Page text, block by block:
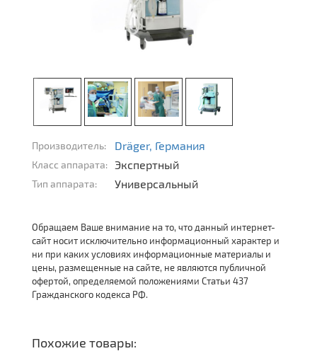
Производитель: Dräger, Германия
Класс аппарата: Экспертный
Тип аппарата: Универсальный
Обращаем Ваше внимание на то, что данный интернет-
сайт носит исключительно информационный характер и
ни при каких условиях информационные материалы и
цены, размещенные на сайте, не являются публичной
офертой, определяемой положениями Статьи 437
Гражданского кодекса РФ.
Похожие товары: